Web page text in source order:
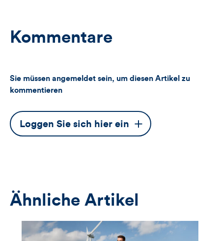
Kommentare
Sie müssen angemeldet sein, um diesen Artikel zu
kommentieren
Dieser
Button
Loggen Sie sich hier ein
Ähnliche Artikel